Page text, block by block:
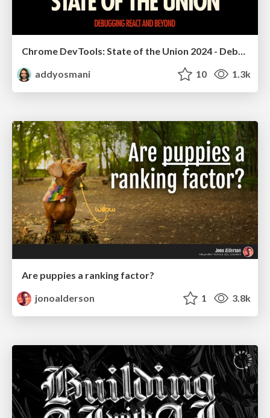
Chrome DevTools: State of the Union 2024 - Debugging React & Beyond
addyosmani
10 1.3k
Are puppies a ranking factor?
jonoalderson
1 3.8k